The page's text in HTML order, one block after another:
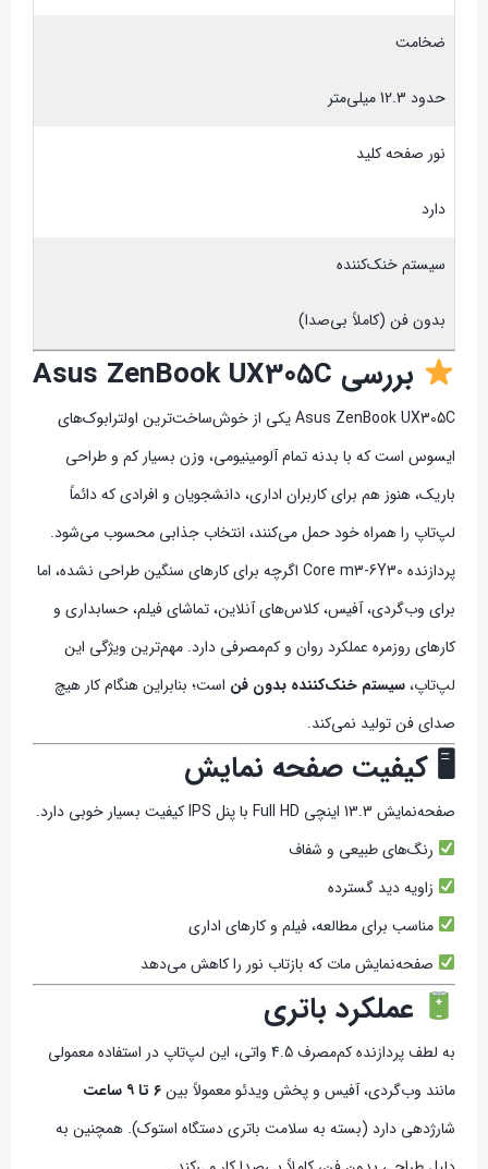
ضخامت
حدود 12.3 میلی‌متر
نور صفحه کلید
دارد
سیستم خنک‌کننده
بدون فن (کاملاً بی‌صدا)
بررسی Asus ZenBook UX305C
Asus ZenBook UX305C یکی از خوش‌ساخت‌ترین اولترابوک‌های
ایسوس است که با بدنه تمام آلومینیومی، وزن بسیار کم و طراحی
باریک، هنوز هم برای کاربران اداری، دانشجویان و افرادی که دائماً
لپ‌تاپ را همراه خود حمل می‌کنند، انتخاب جذابی محسوب می‌شود.
پردازنده Core m3-6Y30 اگرچه برای کارهای سنگین طراحی نشده، اما
برای وب‌گردی، آفیس، کلاس‌های آنلاین، تماشای فیلم، حسابداری و
کارهای روزمره عملکرد روان و کم‌مصرفی دارد. مهم‌ترین ویژگی این
لپ‌تاپ،سیستم خنک‌کننده بدون فن است؛ بنابراین هنگام کار هیچ
صدای فن تولید نمی‌کند.
🖥 کیفیت صفحه نمایش
صفحه‌نمایش 13.3 اینچی Full HD با پنل IPS کیفیت بسیار خوبی دارد.
رنگ‌های طبیعی و شفاف
زاویه دید گسترده
مناسب برای مطالعه، فیلم و کارهای اداری
صفحه‌نمایش مات که بازتاب نور را کاهش می‌دهد
عملکرد باتری
به لطف پردازنده کم‌مصرف 4.5 واتی، این لپ‌تاپ در استفاده معمولی
مانند وب‌گردی، آفیس و پخش ویدئو معمولاً بین۶ تا ۹ ساعت
شارژدهی دارد (بسته به سلامت باتری دستگاه استوک). همچنین به